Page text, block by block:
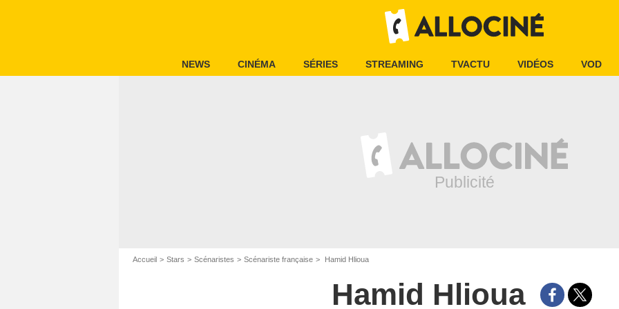
NEWS CINÉMA SÉRIES STREAMING TVACTU VIDÉOS VOD
Accueil Stars Scénaristes Scénariste française Hamid Hlioua
Hamid Hlioua